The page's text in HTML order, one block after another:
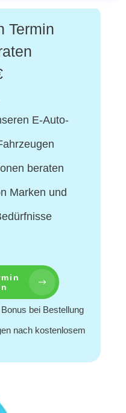
Termin
E-Auto-
beraten
Marken und
bei Bestellung
nach kostenlosem